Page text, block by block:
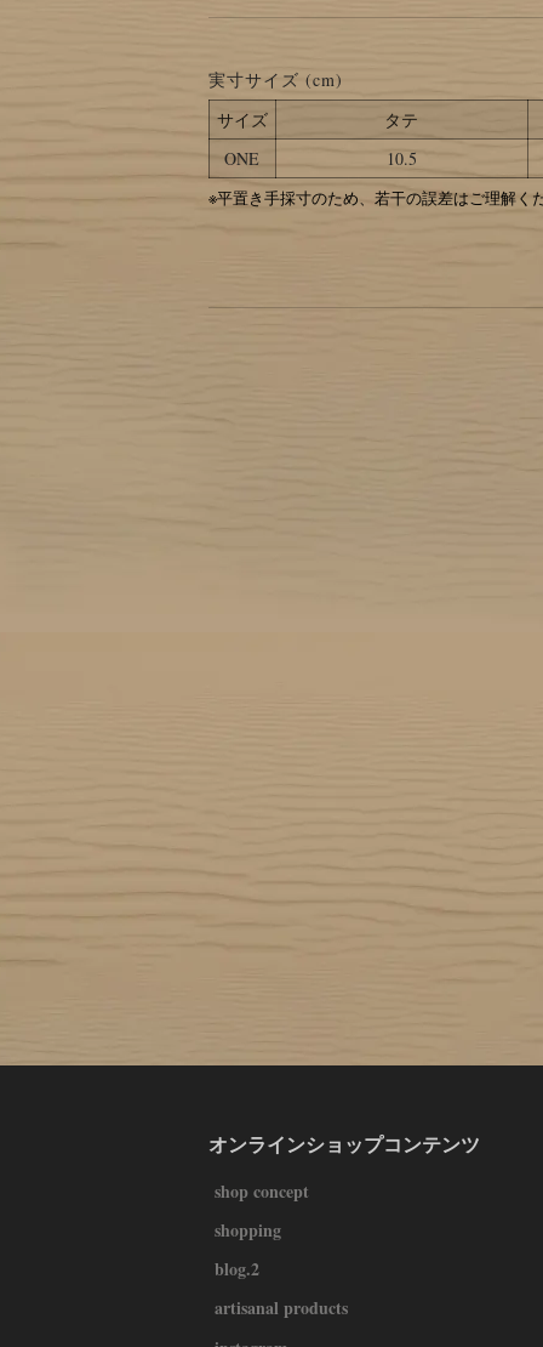
実寸サイズ (cm)
サイズ
タテ
ONE
10.5
※平置き手採寸のため、若干の誤差はご理解く
オンラインショップコンテンツ
shop concept
shopping
blog.2
artisanal products